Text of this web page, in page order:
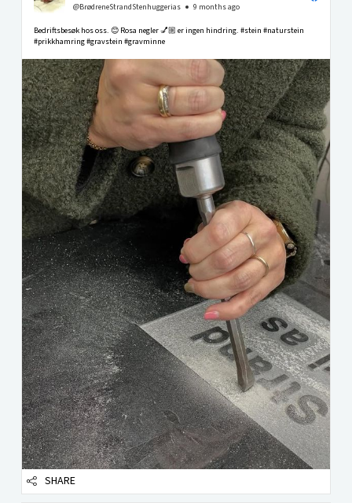
@BrødreneStrandStenhuggerias 9 months ago
Bedriftsbesøk hos oss. 😊 Rosa negler 💅🏼 er ingen hindring. #stein #naturstein
#prikkhamring #gravstein #gravminne
SHARE